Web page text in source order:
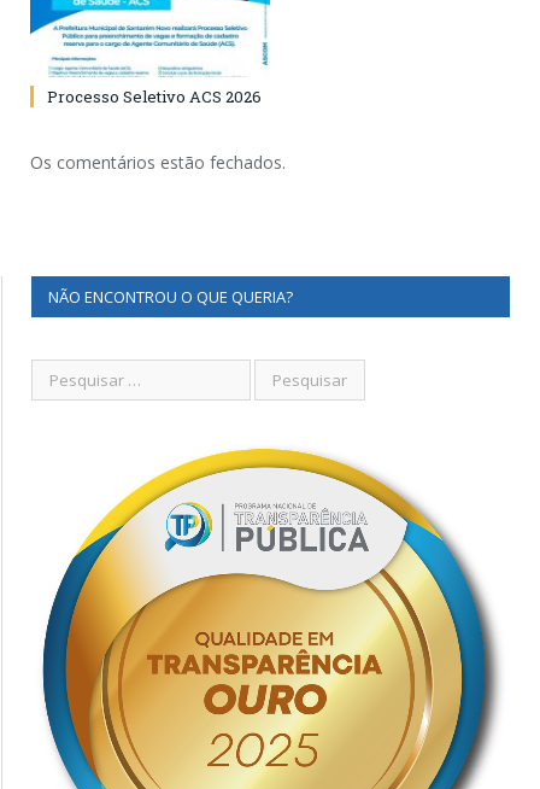
Processo Seletivo ACS 2026
Os comentários estão fechados.
NÃO ENCONTROU O QUE QUERIA?